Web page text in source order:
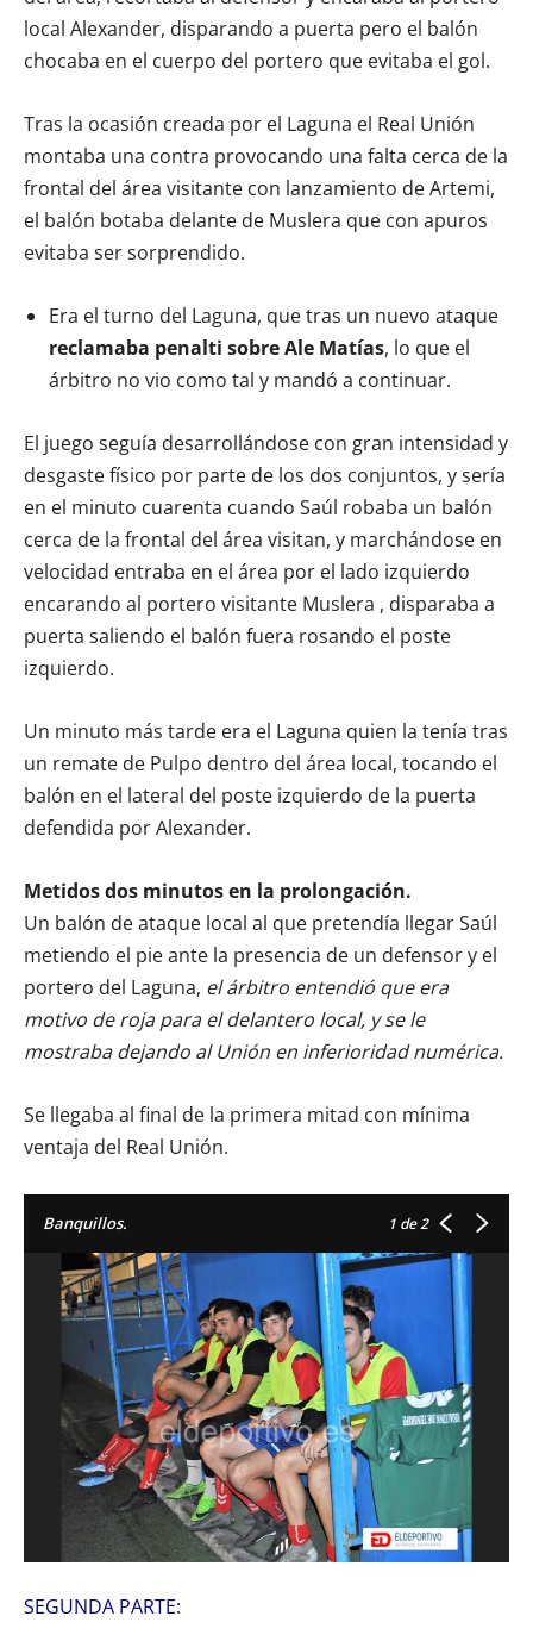
local Alexander, disparando a puerta pero el balón
chocaba en el cuerpo del portero que evitaba el gol.
Tras la ocasión creada por el Laguna el Real Unión
montaba una contra provocando una falta cerca de la
frontal del área visitante con lanzamiento de Artemi,
el balón botaba delante de Muslera que con apuros
evitaba ser sorprendido.
Era el turno del Laguna, que tras un nuevo ataque
reclamaba penalti sobre Ale Matías, lo que el
árbitro no vio como tal y mandó a continuar.
El juego seguía desarrollándose con gran intensidad y
desgaste físico por parte de los dos conjuntos, y sería
en el minuto cuarenta cuando Saúl robaba un balón
cerca de la frontal del área visitan, y marchándose en
velocidad entraba en el área por el lado izquierdo
encarando al portero visitante Muslera , disparaba a
puerta saliendo el balón fuera rosando el poste
izquierdo.
Un minuto más tarde era el Laguna quien la tenía tras
un remate de Pulpo dentro del área local, tocando el
balón en el lateral del poste izquierdo de la puerta
defendida por Alexander.
Metidos dos minutos en la prolongación.
Un balón de ataque local al que pretendía llegar Saúl
metiendo el pie ante la presencia de un defensor y el
portero del Laguna, el árbitro entendió que era
motivo de roja para el delantero local, y se le
mostraba dejando al Unión en inferioridad numérica.
Se llegaba al final de la primera mitad con mínima
ventaja del Real Unión.
Banquillos. 1 de 2
SEGUNDA PARTE: